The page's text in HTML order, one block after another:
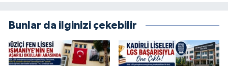
Bunlar da ilginizi çekebilir